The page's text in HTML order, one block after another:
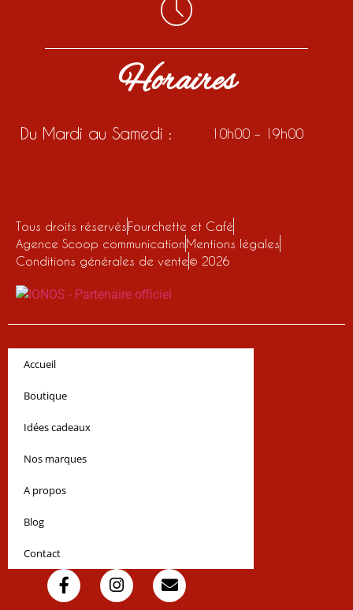
Horaires
Du Mardi au Samedi : 10h00 – 19h00
Tous droits réservés Fourchette et Café
Agence Scoop communicationMentions légales
Conditions générales de vente© 2026
Accueil
Boutique
Idées cadeaux
Nos marques
A propos
Blog
Contact